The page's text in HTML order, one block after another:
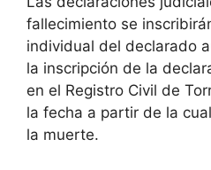
fallecimiento se
individual del declarado
la inscripción de la
en el Registro Civil de
la fecha a partir de la
la muerte.